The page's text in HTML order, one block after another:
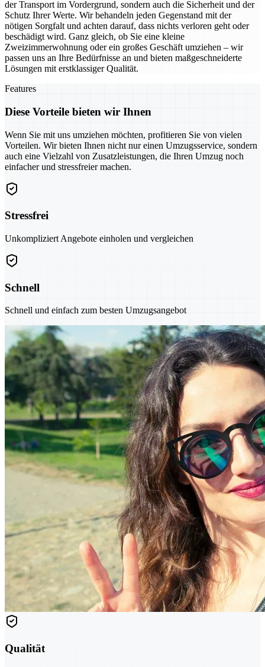
der Transport im Vordergrund, sondern auch die Sicherheit und der
Schutz Ihrer Werte. Wir behandeln jeden Gegenstand mit der
nötigen Sorgfalt und achten darauf, dass nichts verloren geht oder
beschädigt wird. Ganz gleich, ob Sie eine kleine
Zweizimmerwohnung oder ein großes Geschäft umziehen – wir
passen uns an Ihre Bedürfnisse an und bieten maßgeschneiderte
Lösungen mit erstklassiger Qualität.
Features
Diese Vorteile bieten wir Ihnen
Wenn Sie mit uns umziehen möchten, profitieren Sie von vielen
Vorteilen. Wir bieten Ihnen nicht nur einen Umzugsservice, sondern
auch eine Vielzahl von Zusatzleistungen, die Ihren Umzug noch
einfacher und stressfreier machen.
Stressfrei
Unkompliziert Angebote einholen und vergleichen
Schnell
Schnell und einfach zum besten Umzugsangebot
Qualität